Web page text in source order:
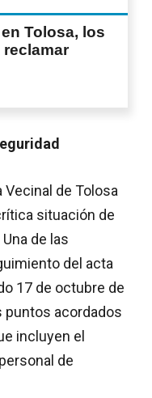
Tolosa, los
Vecinal de Tolosa
situación de
de las
del acta
17 de octubre de
puntos acordados
incluyen el
de